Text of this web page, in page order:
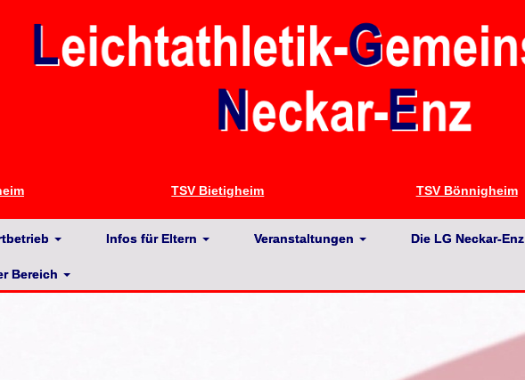
TSV Bietigheim TSV Bönnigheim
Infos für Eltern Veranstaltungen Die LG Neckar-Enz
Bereich